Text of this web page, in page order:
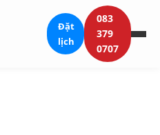
Đặt
lịch
083
379
0707